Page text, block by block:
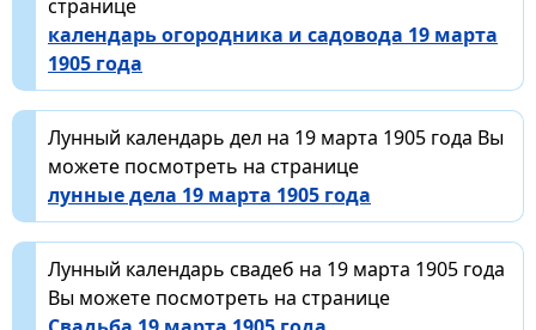
странице
календарь огородника и садовода 19 марта
1905 года
Лунный календарь дел на 19 марта 1905 года Вы
можете посмотреть на странице
лунные дела 19 марта 1905 года
Лунный календарь свадеб на 19 марта 1905 года
Вы можете посмотреть на странице